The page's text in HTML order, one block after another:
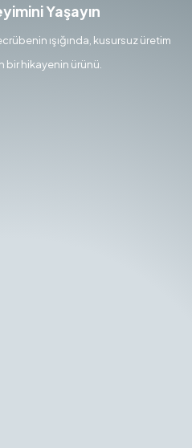
Yaşayın
ışığında, kusursuz üretim
bir hikayenin ürünü.